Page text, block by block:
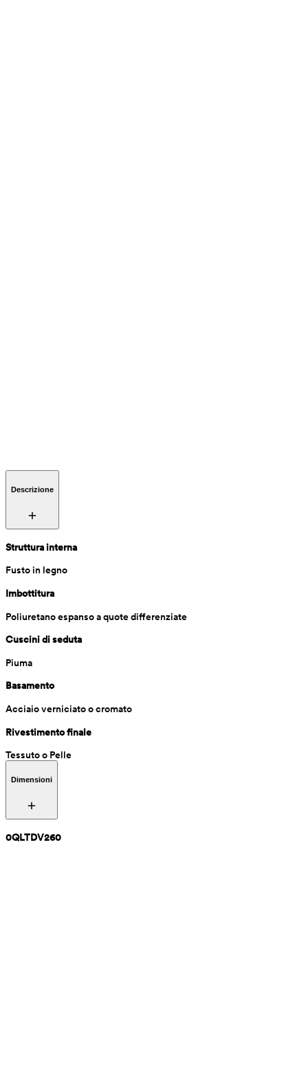
Descrizione
Struttura interna
Fusto in legno
Imbottitura
Poliuretano espanso a quote differenziate
Cuscini di seduta
Piuma
Basamento
Acciaio verniciato o cromato
Rivestimento finale
Tessuto o Pelle
Dimensioni
0QLTDV260